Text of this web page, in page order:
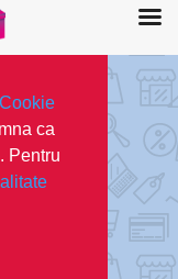
ca
Pentru